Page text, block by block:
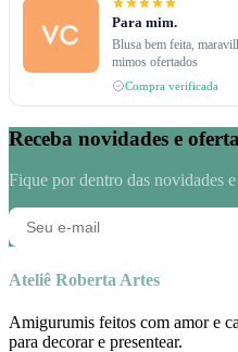
Para mim.
Blusa bem feita,
mimos ofertados
Compra verificada
Receba novidades e
Fique por dentro das novidades
Ateliê Roberta Artes
Amigurumis feitos com amor e
para decorar e presentear.